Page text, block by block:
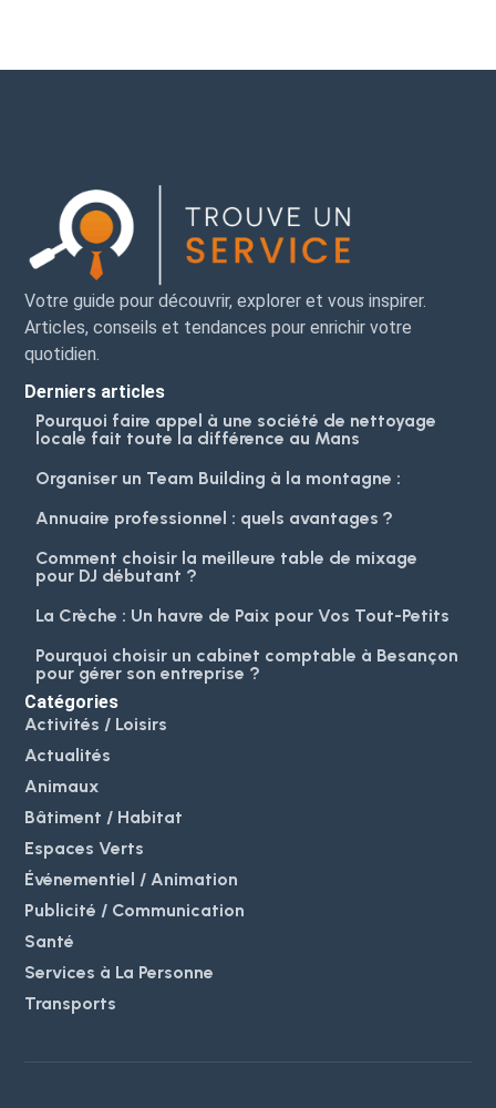
Votre guide pour découvrir, explorer et vous inspirer.
Articles, conseils et tendances pour enrichir votre
quotidien.
Derniers articles
Pourquoi faire appel à une société de nettoyage
locale fait toute la différence au Mans
Organiser un Team Building à la montagne :
Annuaire professionnel : quels avantages ?
Comment choisir la meilleure table de mixage
pour DJ débutant ?
La Crèche : Un havre de Paix pour Vos Tout-Petits
Pourquoi choisir un cabinet comptable à Besançon
pour gérer son entreprise ?
Catégories
Activités / Loisirs
Actualités
Animaux
Bâtiment / Habitat
Espaces Verts
Événementiel / Animation
Publicité / Communication
Santé
Services à La Personne
Transports